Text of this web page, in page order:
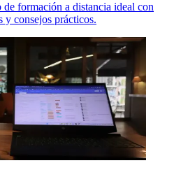
formación a distancia ideal con
y consejos prácticos.